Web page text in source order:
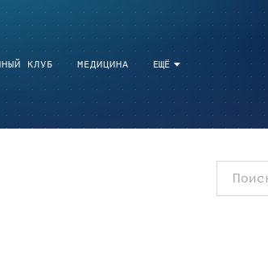
ЕЩЁ
КЛУБ МЕДИЦИНА